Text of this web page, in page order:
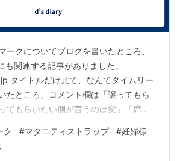
ークについてブログを書いたところ、
も関連する記事がありました。
タイトルだけ見て、なんてタイムリー
たところ、コメント欄は「譲ってもら
てもらいたい側が言うのは変」「席を
点で元気な証拠」云々・・・！ 勘違い
席を譲ってもらうためのマークではな
ク #マタニティストラップ #妊婦様